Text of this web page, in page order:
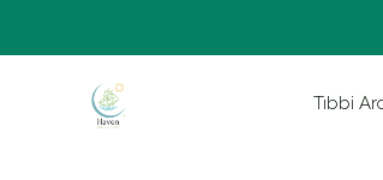
Tıbbi